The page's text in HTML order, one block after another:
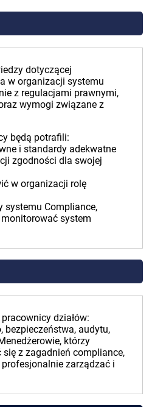
dotyczącej
w organizacji systemu
z regulacjami prawnymi,
wymogi związane z
będą potrafili:
i standardy adekwatne
zgodności dla swojej
w organizacji rolę
systemu Compliance,
system
działów:
bezpieczeństwa, audytu,
którzy
się z zagadnień compliance,
zarządzać i